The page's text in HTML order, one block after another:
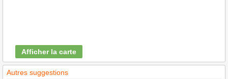
Afficher la carte
Autres suggestions